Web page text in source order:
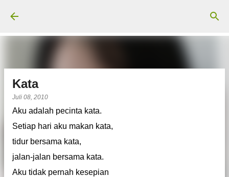
Kata
Juli 08, 2010
Aku adalah pecinta kata.
Setiap hari aku makan kata,
tidur bersama kata,
jalan-jalan bersama kata.
Aku tidak pernah kesepian